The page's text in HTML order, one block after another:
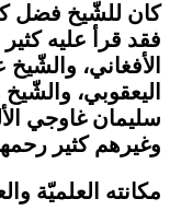
كان للشّيخ فضل
فقد قرأ عليه
الأفغاني،
اليعقوبي،
سليمان غاوجي
وغيرهم كثير
مكانته العلميّة